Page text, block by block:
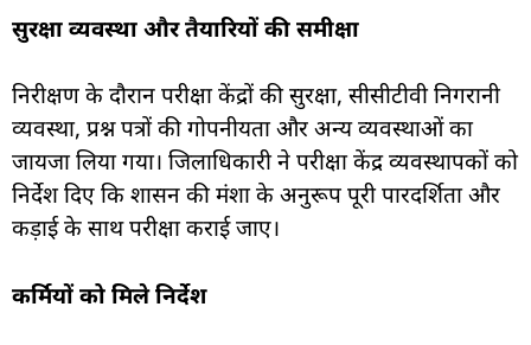
सुरक्षा व्यवस्था और तैयारियों की समीक्षा
निरीक्षण के दौरान परीक्षा केंद्रों की सुरक्षा, सीसीटीवी निगरानी
व्यवस्था, प्रश्न पत्रों की गोपनीयता और अन्य व्यवस्थाओं का
जायजा लिया गया। जिलाधिकारी ने परीक्षा केंद्र व्यवस्थापकों को
निर्देश दिए कि शासन की मंशा के अनुरूप पूरी पारदर्शिता और
कड़ाई के साथ परीक्षा कराई जाए।
कर्मियों को मिले निर्देश